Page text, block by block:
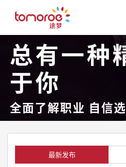
总有一种
于你
全面了解职业 自信
最新发布